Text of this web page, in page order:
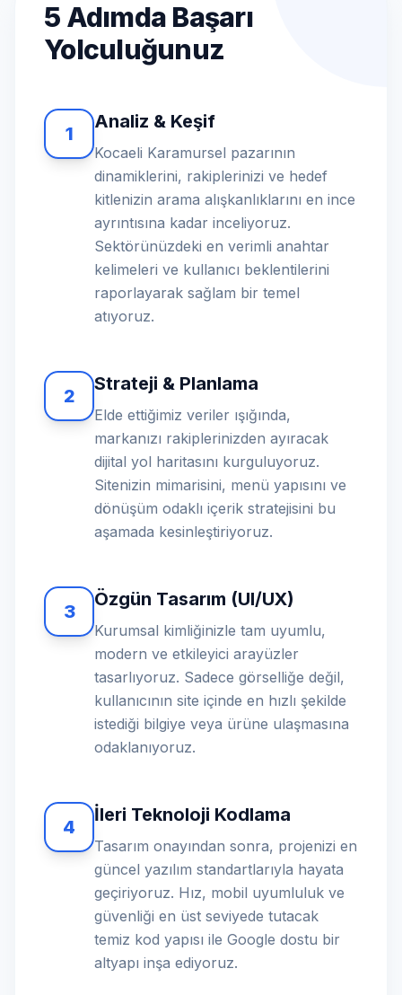
5 Adımda Başarı
Yolculuğunuz
1
Analiz & Keşif
Kocaeli Karamursel pazarının
dinamiklerini, rakiplerinizi ve hedef
kitlenizin arama alışkanlıklarını en ince
ayrıntısına kadar inceliyoruz.
Sektörünüzdeki en verimli anahtar
kelimeleri ve kullanıcı beklentilerini
raporlayarak sağlam bir temel
atıyoruz.
2
Strateji & Planlama
Elde ettiğimiz veriler ışığında,
markanızı rakiplerinizden ayıracak
dijital yol haritasını kurguluyoruz.
Sitenizin mimarisini, menü yapısını ve
dönüşüm odaklı içerik stratejisini bu
aşamada kesinleştiriyoruz.
3
Özgün Tasarım (UI/UX)
Kurumsal kimliğinizle tam uyumlu,
modern ve etkileyici arayüzler
tasarlıyoruz. Sadece görselliğe değil,
kullanıcının site içinde en hızlı şekilde
istediği bilgiye veya ürüne ulaşmasına
odaklanıyoruz.
4
İleri Teknoloji Kodlama
Tasarım onayından sonra, projenizi en
güncel yazılım standartlarıyla hayata
geçiriyoruz. Hız, mobil uyumluluk ve
güvenliği en üst seviyede tutacak
temiz kod yapısı ile Google dostu bir
altyapı inşa ediyoruz.